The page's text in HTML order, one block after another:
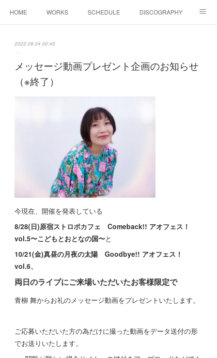
HOME WORKS SCHEDULE DISCOGRAPHY
2022.08.24 00:45
メッセージ動画プレゼント企画のお知らせ
（※終了）
今現在、開催を発表している
8/28(日)原宿ストロボカフェ Comeback!! アオフェス！
vol.5〜こどもとおとなの国〜と
10/21(金)真昼の月夜の太陽 Goodbye!! アオフェス！
vol.6、
両日のライブにご来場いただいたお客様限定で
青柳 舞からお礼のメッセージ動画をプレゼントいたします。
ご応募いただいた方の為だけに撮った動画をデータ送付の形
でお送りいたします。